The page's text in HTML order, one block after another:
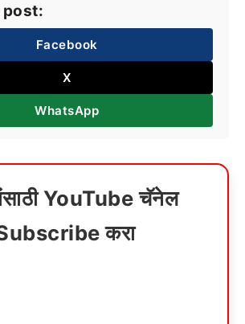
post:
Facebook
X
WhatsApp
YouTube चॅनेल
करा